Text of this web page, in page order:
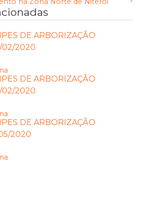
DE ARBORIZAÇÃO
02/2020
DE ARBORIZAÇÃO
02/2020
DE ARBORIZAÇÃO
2020